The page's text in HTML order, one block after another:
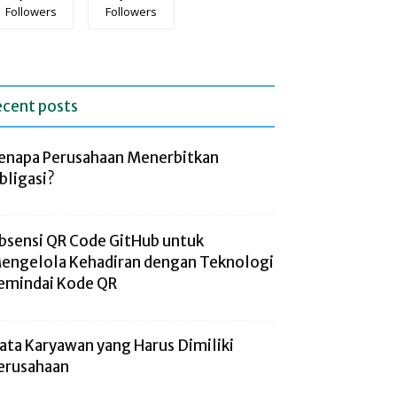
Followers Followers
posts
Perusahaan Menerbitkan
QR Code GitHub untuk
Kehadiran dengan Teknologi
Kode QR
Karyawan yang Harus Dimiliki